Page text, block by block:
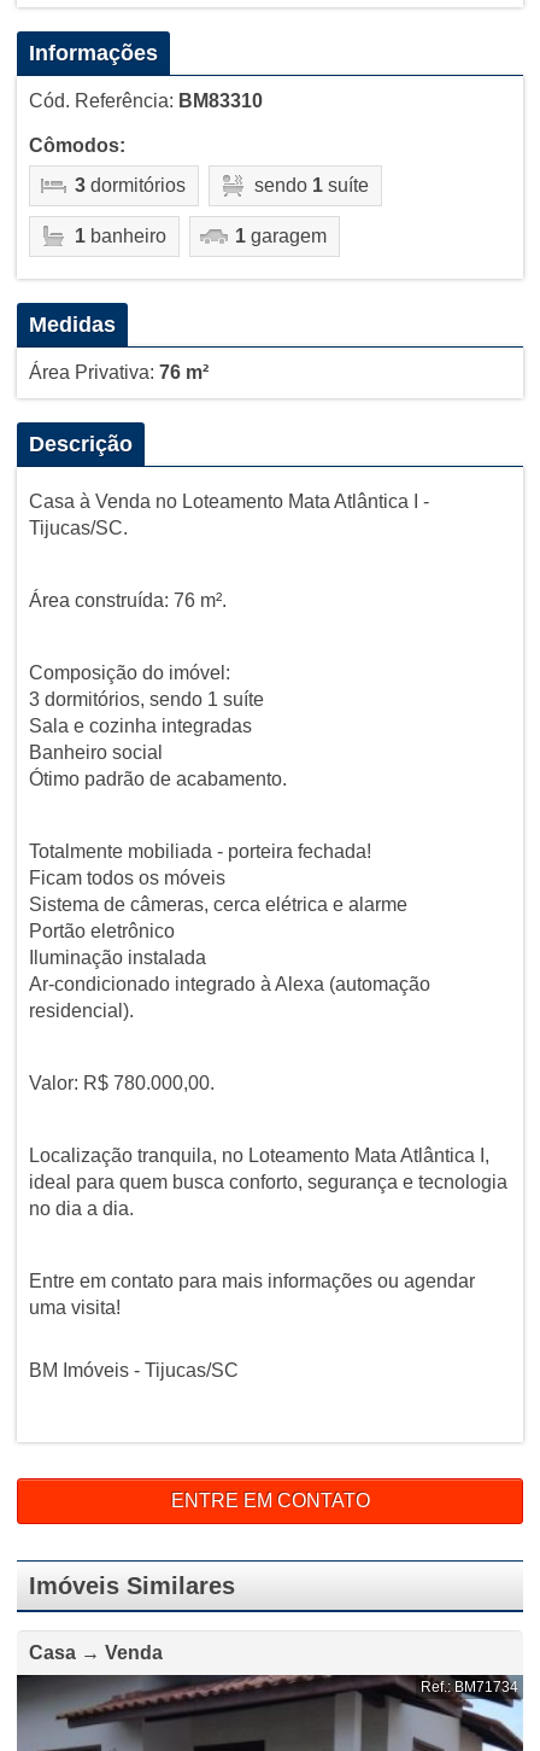
Informações
Cód. Referência: BM83310
Cômodos:
3dormitórios sendo 1suíte
1banheiro 1garagem
Medidas
Área Privativa: 76 m²
Descrição
Casa à Venda no Loteamento Mata Atlântica I -
Tijucas/SC.
Área construída: 76 m².
Composição do imóvel:
3 dormitórios, sendo 1 suíte
Sala e cozinha integradas
Banheiro social
Ótimo padrão de acabamento.
Totalmente mobiliada - porteira fechada!
Ficam todos os móveis
Sistema de câmeras, cerca elétrica e alarme
Portão eletrônico
Iluminação instalada
Ar-condicionado integrado à Alexa (automação
residencial).
Valor: R$ 780.000,00.
Localização tranquila, no Loteamento Mata Atlântica I,
ideal para quem busca conforto, segurança e tecnologia
no dia a dia.
Entre em contato para mais informações ou agendar
uma visita!
BM Imóveis - Tijucas/SC
ENTRE EM CONTATO
Imóveis Similares
Casa → Venda
Ref.: BM71734